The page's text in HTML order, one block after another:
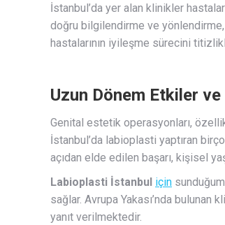
İstanbul’da yer alan klinikler
doğru bilgilendirme ve
hastalarının iyileşme sürecini
Uzun Dönem Etkiler
Genital estetik operasyonları,
İstanbul’da labioplasti yaptıran
açıdan elde edilen başarı, kişisel
Labioplasti İstanbul için
sağlar. Avrupa Yakası’nda bulunan
yanıt verilmektedir.